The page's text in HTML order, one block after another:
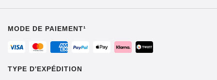
MODE DE PAIEMENT¹
TYPE D'EXPÉDITION